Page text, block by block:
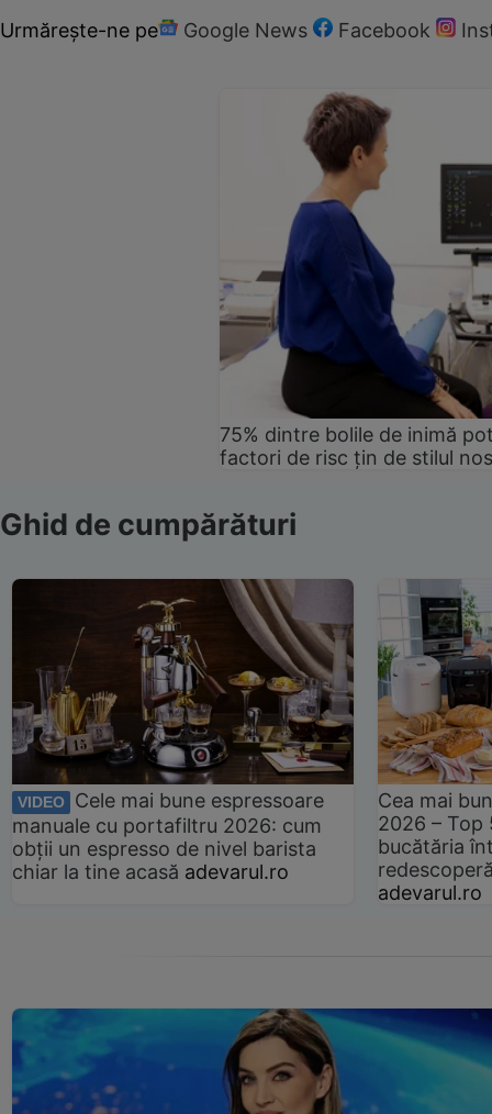
Urmărește-ne pe Google News Facebook
75% dintre bolile de inimă
factori de risc țin de stilul
Ghid de cumpărături
VIDEO
Cele mai bune espressoare
manuale cu portafiltru 2026: cum
obții un espresso de nivel barista
chiar la tine acasă adevarul.ro
Cea mai
2026 –
bucătăria
adevarul.ro